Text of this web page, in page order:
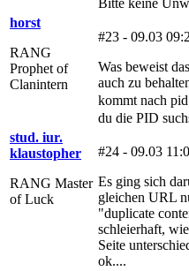
horst
RANG
Prophet of
Clanintern
#23 - 09.03
Was beweist
auch zu
kommt nach
du die PID
stud. iur.
klaustopher
RANG Master
of Luck
#24 - 09.03
Es ging sich
gleichen URL
"duplicate
schleierhaft,
Seite
ok....